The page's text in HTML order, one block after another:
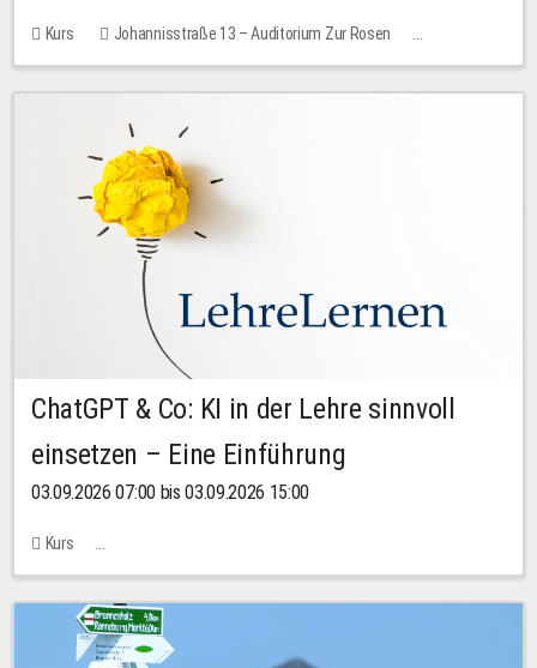
Kurs
Johannisstraße 13 – Auditorium Zur Rosen
Keine freien Plätze
30,00 EUR
ChatGPT & Co: KI in der Lehre sinnvoll
einsetzen – Eine Einführung
03.09.2026 07:00 bis 03.09.2026 15:00
Kurs
Bachstraße 18k - SR 102 (Seminarraum Servicestelle LehreLernen)